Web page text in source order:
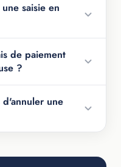
saisie en
de paiement
?
d'annuler une